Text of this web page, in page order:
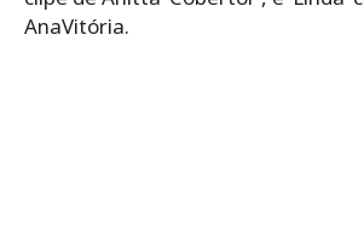
AnaVitória.